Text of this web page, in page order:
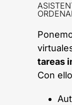
tareas
Con